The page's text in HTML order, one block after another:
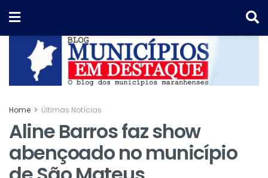
Home Últimas Notícias
Aline Barros faz show
abençoado no município